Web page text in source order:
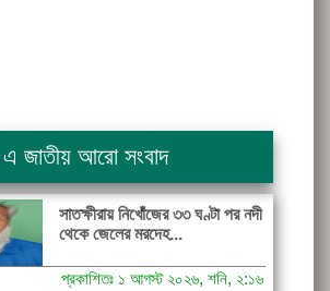
এ জাতীয় আরো সংবাদ
সাতক্ষীরায় নিখোঁজের ৩৩ ঘণ্টা পর নদী
থেকে জেলের মরদেহ...
প্রকাশিতঃ ১ আগস্ট ২০২৬, শনি, ২:১৬